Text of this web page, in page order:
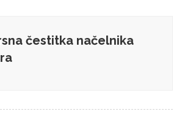
čestitka načelnika